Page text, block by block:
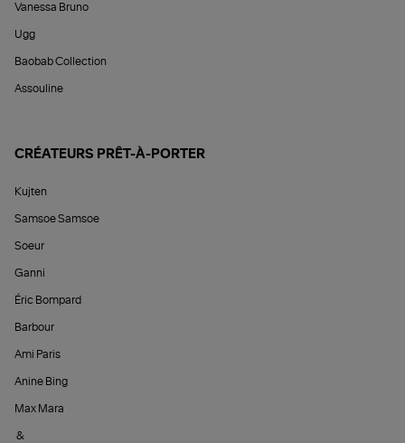
Vanessa Bruno
Ugg
Baobab Collection
Assouline
CRÉATEURS PRÊT-À-PORTER
Kujten
Samsoe Samsoe
Soeur
Ganni
Éric Bompard
Barbour
Ami Paris
Anine Bing
Max Mara
&